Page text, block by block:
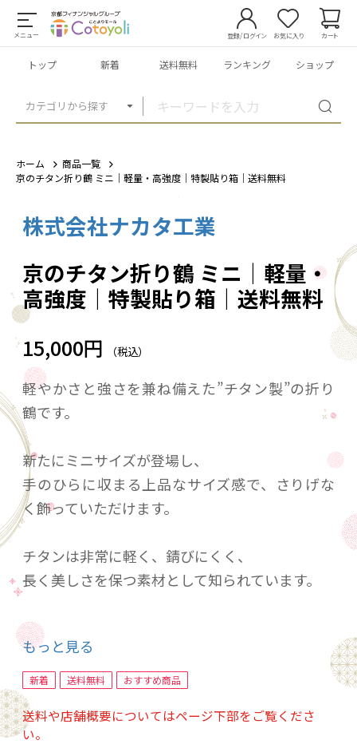
メニュー
カテゴリから探す
登録/ログイン お気に入り カート
トップ 新着 送料無料 ランキング ショップ
ホーム
商品一覧
京のチタン折り鶴 ミニ｜軽量・高強度｜特製貼り箱｜送料無料
株式会社ナカタ工業
京のチタン折り鶴 ミニ｜軽量・
高強度｜特製貼り箱｜送料無料
15,000円 （税込）
軽やかさと強さを兼ね備えた”チタン製”の折り
鶴です。
新たにミニサイズが登場し、
手のひらに収まる上品なサイズ感で、さりげな
く飾っていただけます。
チタンは非常に軽く、錆びにくく、
長く美しさを保つ素材として知られています。
落ち着いた金属の質感と、すっきりとした輝き
は、
空間に洗練された印象を与えてくれます。
一つ一つ職人の手で丁寧に折り上げており、
もっと見る
新着 送料無料 おすすめ商品
送料や店舗概要についてはページ下部をご覧くださ
い。